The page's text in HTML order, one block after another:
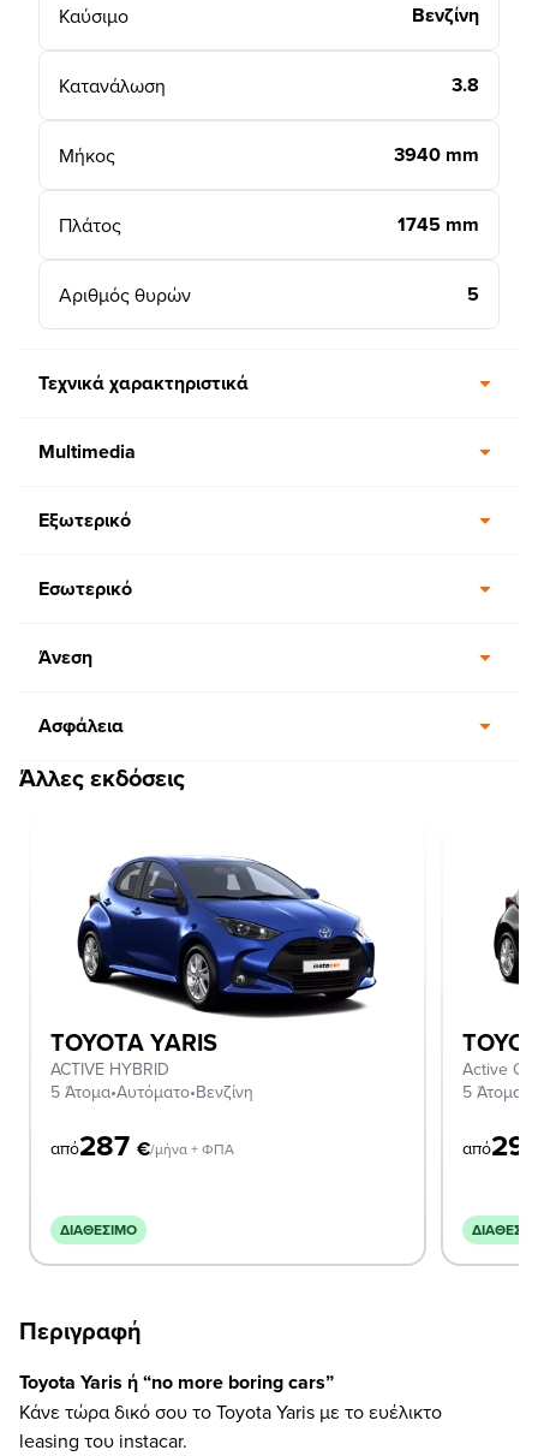
Καύσιμο Βενζίνη
Κατανάλωση 3.8
Μήκος 3940 mm
Πλάτος 1745 mm
Αριθμός θυρών 5
Τεχνικά χαρακτηριστικά
Multimedia
Εξωτερικό
Εσωτερικό
Άνεση
Ασφάλεια
Άλλες εκδόσεις
TOYOTA YARIS
ACTIVE HYBRID
5 Άτομα•Αυτόματο•Βενζίνη
από287 €/μήνα + ΦΠΑ
ΔΙΑΘΈΣΙΜΟ
Active
5 Άτομα
από
Περιγραφή
Toyota Yaris ή “no more boring cars”
Κάνε τώρα δικό σου το Toyota Yaris με το ευέλικτο
leasing του instacar.